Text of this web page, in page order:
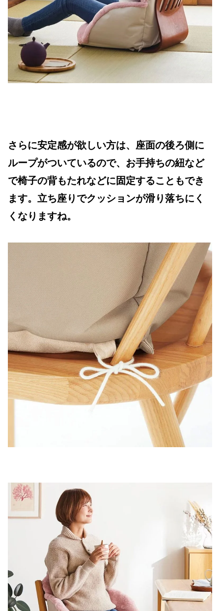
さらに安定感が欲しい方は、座面の後ろ側に
ループがついているので、お手持ちの紐など
で椅子の背もたれなどに固定することもでき
ます。立ち座りでクッションが滑り落ちにく
くなりますね。